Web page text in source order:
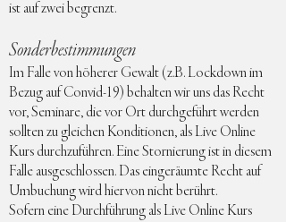
ist auf zwei begrenzt.
Sonderbestimmungen
Im Falle von höherer Gewalt (z.B. Lockdown im
Bezug auf Convid-19) behalten wir uns das Recht
vor, Seminare, die vor Ort durchgeführt werden
sollten zu gleichen Konditionen, als Live Online
Kurs durchzuführen. Eine Stornierung ist in diesem
Falle ausgeschlossen. Das eingeräumte Recht auf
Umbuchung wird hiervon nicht berührt.
Sofern eine Durchführung als Live Online Kurs